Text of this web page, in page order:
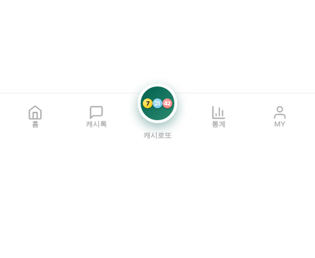
홈 캐시톡
7 21 42
캐시로또
통계 MY